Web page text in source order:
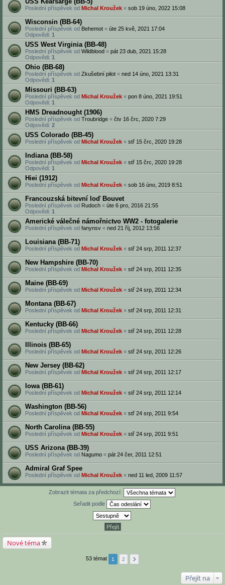
Poslední příspěvek od Michal Kroužek « sob 19 úno, 2022 15:08
Wisconsin (BB-64)
Poslední příspěvek od Behemot « úte 25 kvě, 2021 17:04
Odpovědi: 1
USS West Virginia (BB-48)
Poslední příspěvek od Wildblood « pát 23 dub, 2021 15:28
Odpovědi: 1
Ohio (BB-68)
Poslední příspěvek od Zkušební pilot « ned 14 úno, 2021 13:31
Odpovědi: 1
Missouri (BB-63)
Poslední příspěvek od Michal Kroužek « pon 8 úno, 2021 19:51
Odpovědi: 1
HMS Dreadnought (1906)
Poslední příspěvek od Troubridge « čtv 16 črc, 2020 7:29
Odpovědi: 2
USS Colorado (BB-45)
Poslední příspěvek od Michal Kroužek « stř 15 črc, 2020 19:28
Indiana (BB-58)
Poslední příspěvek od Michal Kroužek « stř 15 črc, 2020 19:28
Odpovědi: 1
Hiei (1912)
Poslední příspěvek od Michal Kroužek « sob 16 úno, 2019 8:51
Francouzská bitevní loď Bouvet
Poslední příspěvek od Rudoch « úte 6 pro, 2016 21:55
Odpovědi: 1
Americké válečné námořnictvo WW2 - fotogalerie
Poslední příspěvek od fanynsv « ned 21 říj, 2012 13:56
Louisiana (BB-71)
Poslední příspěvek od Michal Kroužek « stř 24 srp, 2011 12:37
New Hampshire (BB-70)
Poslední příspěvek od Michal Kroužek « stř 24 srp, 2011 12:35
Maine (BB-69)
Poslední příspěvek od Michal Kroužek « stř 24 srp, 2011 12:34
Montana (BB-67)
Poslední příspěvek od Michal Kroužek « stř 24 srp, 2011 12:31
Kentucky (BB-66)
Poslední příspěvek od Michal Kroužek « stř 24 srp, 2011 12:28
Illinois (BB-65)
Poslední příspěvek od Michal Kroužek « stř 24 srp, 2011 12:26
New Jersey (BB-62)
Poslední příspěvek od Michal Kroužek « stř 24 srp, 2011 12:17
Iowa (BB-61)
Poslední příspěvek od Michal Kroužek « stř 24 srp, 2011 12:14
Washington (BB-56)
Poslední příspěvek od Michal Kroužek « stř 24 srp, 2011 9:54
North Carolina (BB-55)
Poslední příspěvek od Michal Kroužek « stř 24 srp, 2011 9:51
USS Arizona (BB-39)
Poslední příspěvek od Nagumo « pát 24 čer, 2011 12:51
Admiral Graf Spee
Poslední příspěvek od Michal Kroužek « ned 11 led, 2009 11:57
Zobrazit témata za předchozí:
Seřadit podle
Nové téma
53 témat 1 2
Přejít na